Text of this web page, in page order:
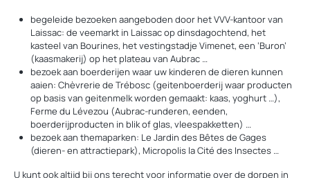
begeleide bezoeken aangeboden door het VVV-kantoor van
Laissac: de veemarkt in Laissac op dinsdagochtend, het
kasteel van Bourines, het vestingstadje Vimenet, een ‘Buron’
(kaasmakerij) op het plateau van Aubrac …
bezoek aan boerderijen waar uw kinderen de dieren kunnen
aaien: Chèvrerie de Trébosc (geitenboerderij waar producten
op basis van geitenmelk worden gemaakt: kaas, yoghurt …),
Ferme du Lévezou (Aubrac-runderen, eenden,
boerderijproducten in blik of glas, vleespakketten) …
bezoek aan themaparken: Le Jardin des Bêtes de Gages
(dieren- en attractiepark), Micropolis la Cité des Insectes …
U kunt ook altijd bij ons terecht voor informatie over de dorpen in